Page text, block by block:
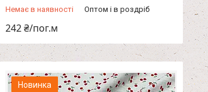
Немає в наявності Оптом і в роздріб
242 ₴/пог.м
Новинка